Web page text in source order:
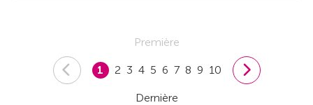
Première
1 2 3 4 5 6 7 8 9 10
Dernière